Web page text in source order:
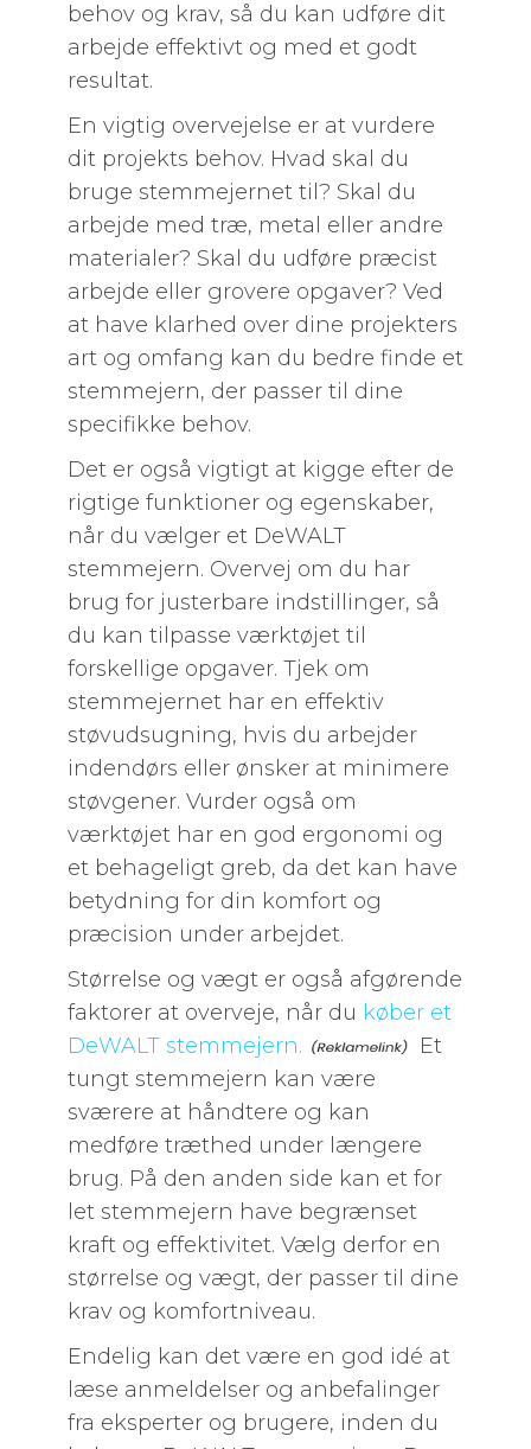
behov og krav, så du kan udføre dit
arbejde effektivt og med et godt
resultat.
En vigtig overvejelse er at vurdere
dit projekts behov. Hvad skal du
bruge stemmejernet til? Skal du
arbejde med træ, metal eller andre
materialer? Skal du udføre præcist
arbejde eller grovere opgaver? Ved
at have klarhed over dine projekters
art og omfang kan du bedre finde et
stemmejern, der passer til dine
specifikke behov.
Det er også vigtigt at kigge efter de
rigtige funktioner og egenskaber,
når du vælger et DeWALT
stemmejern. Overvej om du har
brug for justerbare indstillinger, så
du kan tilpasse værktøjet til
forskellige opgaver. Tjek om
stemmejernet har en effektiv
støvudsugning, hvis du arbejder
indendørs eller ønsker at minimere
støvgener. Vurder også om
værktøjet har en god ergonomi og
et behageligt greb, da det kan have
betydning for din komfort og
præcision under arbejdet.
Størrelse og vægt er også afgørende
faktorer at overveje, når du køber et
DeWALT stemmejern.
Et
tungt stemmejern kan være
sværere at håndtere og kan
medføre træthed under længere
brug. På den anden side kan et for
let stemmejern have begrænset
kraft og effektivitet. Vælg derfor en
størrelse og vægt, der passer til dine
krav og komfortniveau.
Endelig kan det være en god idé at
læse anmeldelser og anbefalinger
fra eksperter og brugere, inden du